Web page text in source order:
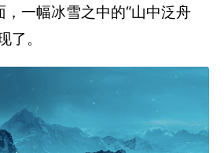
一幅冰雪之中的“山中泛舟
了。